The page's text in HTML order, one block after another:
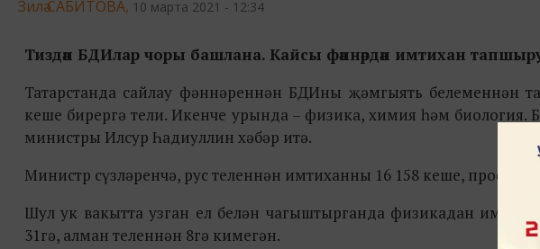
Зилә САБИТОВА, 10 марта 2021 - 12:34
Тиздән БДИлар чоры башлана. Кайсы фәннәрдән имтихан
Татарстанда сайлау фәннәреннән БДИны җәмгыять белеменнән
кеше бирергә тели. Икенче урында – физика, химия һәм
министры Илсур Һадиуллин хәбәр итә.
Министр сүзләренчә, рус теленнән имтиханны 16 158 кеше,
Шул ук вакытта узган ел белән чагыштырганда физикадан
31гә, алман теленнән 8гә кимегән.